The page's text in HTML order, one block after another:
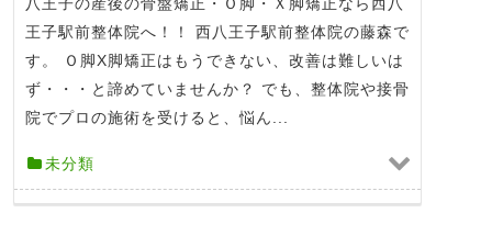
王子駅前整体院へ！！ 西八王子駅前整体院の藤森で
す。 Ｏ脚X脚矯正はもうできない、改善は難しいは
ず・・・と諦めていませんか？ でも、整体院や接骨
院でプロの施術を受けると、悩ん...
未分類